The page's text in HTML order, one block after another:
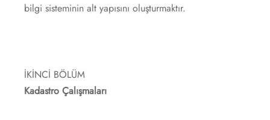
bilgi sisteminin alt yapısını oluşturmaktır.
İKİNCİ BÖLÜM
Kadastro Çalışmaları